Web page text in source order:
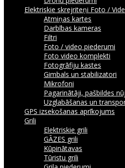
Elektriskie skrejriteņi Foto /
Atmiņas kartes
Darbības kameras
Filtri
Foto / video piederumi
Foto video komplekti
Fotogrāfiju kastes
Gimbals un stabilizatori
Mikrofoni
Pagarinātāji, pašbildes
Uzglabāšanas un
GPS izsekošanas aprīkojums
Grili
Elektriskie grili
GĀZES grili
Kūpinātavas
Tūristu grili